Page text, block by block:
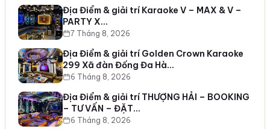
Địa Điểm & giải trí Karaoke V – MAX & V –
PARTY X…
7 Tháng 8, 2026
Địa Điểm & giải trí Golden Crown Karaoke
299 Xã đàn Đống Đa Hà…
6 Tháng 8, 2026
Địa Điểm & giải trí THƯỢNG HẢI – BOOKING
– TƯ VẤN – ĐẶT…
6 Tháng 8, 2026